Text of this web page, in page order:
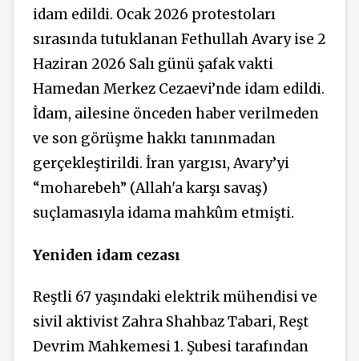
idam edildi. Ocak 2026 protestoları
sırasında tutuklanan Fethullah Avary ise 2
Haziran 2026 Salı günü şafak vakti
Hamedan Merkez Cezaevi’nde idam edildi.
İdam, ailesine önceden haber verilmeden
ve son görüşme hakkı tanınmadan
gerçekleştirildi. İran yargısı, Avary’yi
“moharebeh” (Allah'a karşı savaş)
suçlamasıyla idama mahkûm etmişti.
Yeniden idam cezası
Reştli 67 yaşındaki elektrik mühendisi ve
sivil aktivist Zahra Shahbaz Tabari, Reşt
Devrim Mahkemesi 1. Şubesi tarafından